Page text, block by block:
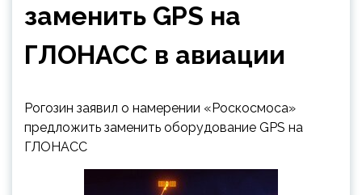
заменить GPS на
ГЛОНАСС в авиации
Рогозин заявил о намерении «Роскосмоса»
предложить заменить оборудование GPS на
ГЛОНАСС